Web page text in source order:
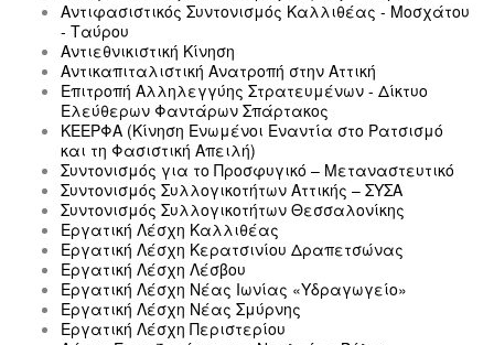
Αντιφασιστικός Συντονισμός Καλλιθέας - Μοσχάτου
- Ταύρου
Αντιεθνικιστική Κίνηση
Αντικαπιταλιστική Ανατροπή στην Αττική
Επιτροπή Αλληλεγγύης Στρατευμένων - Δίκτυο
Ελεύθερων Φαντάρων Σπάρτακος
ΚΕΕΡΦΑ (Κίνηση Ενωμένοι Εναντία στο Ρατσισμό
και τη Φασιστική Απειλή)
Συντονισμός για το Προσφυγικό – Μεταναστευτικό
Συντονισμός Συλλογικοτήτων Αττικής – ΣΥΣΑ
Συντονισμός Συλλογικοτήτων Θεσσαλονίκης
Εργατική Λέσχη Καλλιθέας
Εργατική Λέσχη Κερατσινίου Δραπετσώνας
Εργατική Λέσχη Λέσβου
Εργατική Λέσχη Νέας Ιωνίας «Υδραγωγείο»
Εργατική Λέσχη Νέας Σμύρνης
Εργατική Λέσχη Περιστερίου